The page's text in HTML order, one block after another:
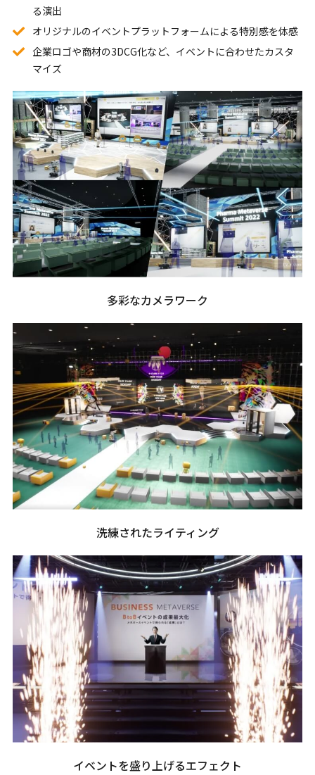
る演出
オリジナルのイベントプラットフォームによる特別感を体感
企業ロゴや商材の3DCG化など、イベントに合わせたカスタ
マイズ
多彩なカメラワーク
洗練されたライティング
イベントを盛り上げるエフェクト